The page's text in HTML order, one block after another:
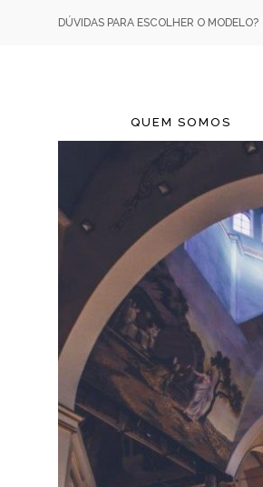
DÚVIDAS PARA ESCOLHER O MODELO?
QUEM SOMOS